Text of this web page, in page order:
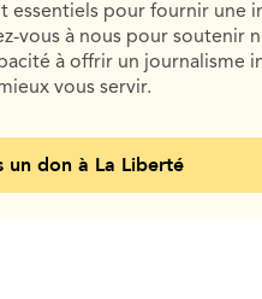
essentiels pour fournir une
vous à nous pour soutenir
à offrir un journalisme
vous servir.
un don à La Liberté